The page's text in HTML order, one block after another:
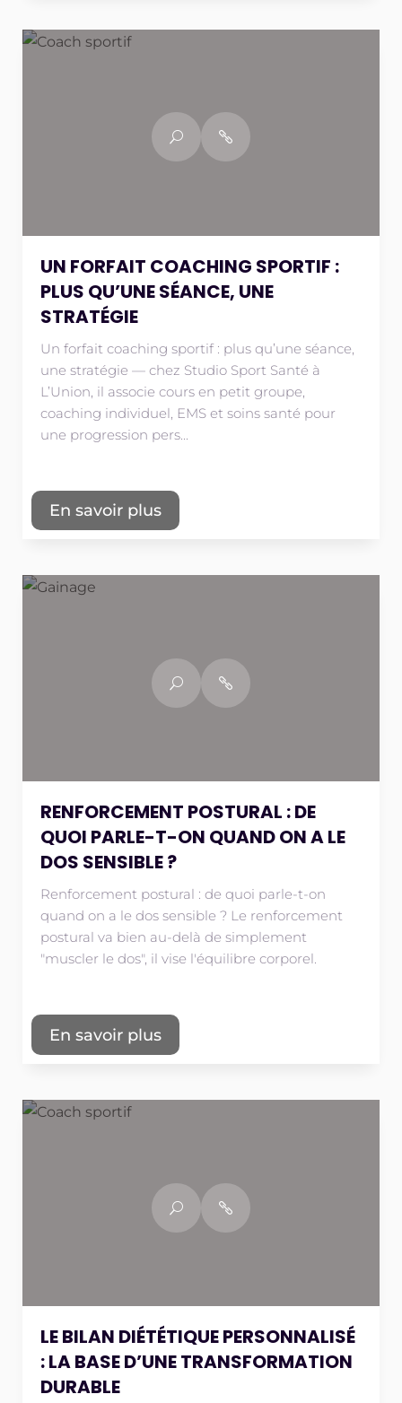
UN FORFAIT COACHING SPORTIF :
PLUS QU’UNE SÉANCE, UNE
STRATÉGIE
Un forfait coaching sportif : plus qu’une séance,
une stratégie — chez Studio Sport Santé à
L’Union, il associe cours en petit groupe,
coaching individuel, EMS et soins santé pour
une progression pers...
En savoir plus
RENFORCEMENT POSTURAL : DE
QUOI PARLE-T-ON QUAND ON A LE
DOS SENSIBLE ?
Renforcement postural : de quoi parle-t-on
quand on a le dos sensible ? Le renforcement
postural va bien au-delà de simplement
"muscler le dos", il vise l'équilibre corporel.
En savoir plus
LE BILAN DIÉTÉTIQUE PERSONNALISÉ
: LA BASE D’UNE TRANSFORMATION
DURABLE